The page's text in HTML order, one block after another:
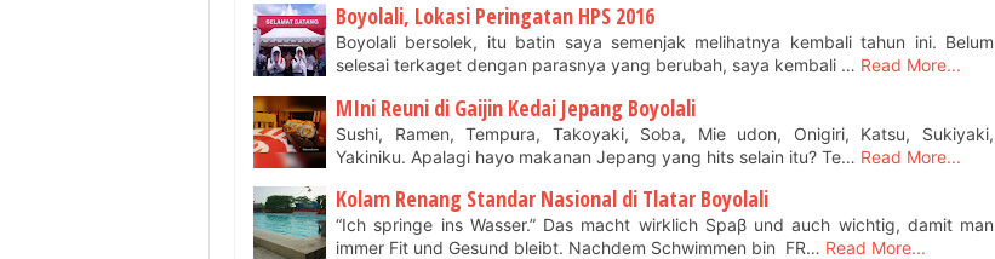
Boyolali, Lokasi Peringatan HPS 2016
Boyolali bersolek, itu batin saya semenjak melihatnya kembali tahun ini. Belum
selesai terkaget dengan parasnya yang berubah, saya kembali … Read More...
MIni Reuni di Gaijin Kedai Jepang Boyolali
Sushi, Ramen, Tempura, Takoyaki, Soba, Mie udon, Onigiri, Katsu, Sukiyaki,
Yakiniku. Apalagi hayo makanan Jepang yang hits selain itu? Te… Read More...
Kolam Renang Standar Nasional di Tlatar Boyolali
“Ich springe ins Wasser.” Das macht wirklich Spaβ und auch wichtig, damit man
immer Fit und Gesund bleibt. Nachdem Schwimmen bin FR… Read More...